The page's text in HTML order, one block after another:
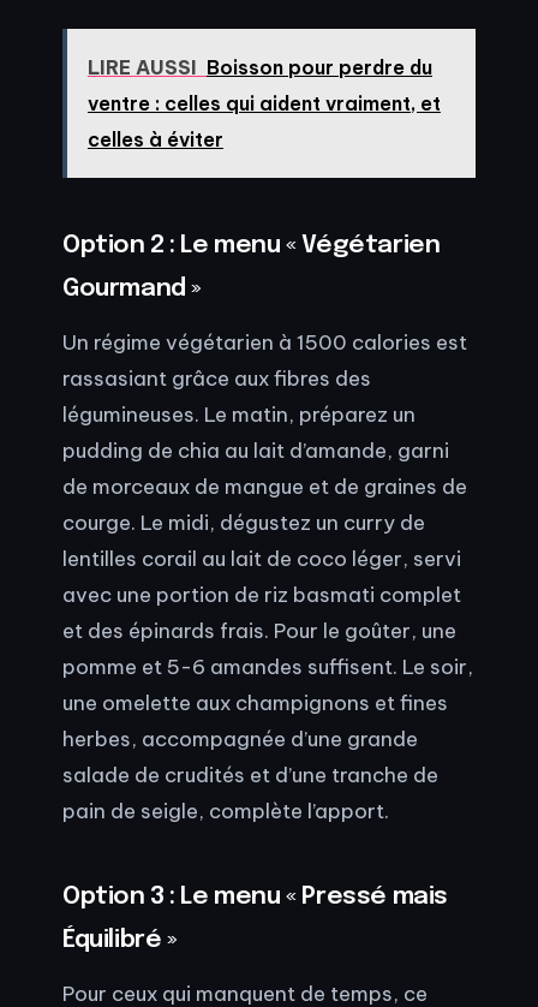
LIRE AUSSI Boisson pour perdre du
ventre : celles qui aident vraiment, et
celles à éviter
Option 2 : Le menu « Végétarien
Gourmand »
Un régime végétarien à 1500 calories est
rassasiant grâce aux fibres des
légumineuses. Le matin, préparez un
pudding de chia au lait d’amande, garni
de morceaux de mangue et de graines de
courge. Le midi, dégustez un curry de
lentilles corail au lait de coco léger, servi
avec une portion de riz basmati complet
et des épinards frais. Pour le goûter, une
pomme et 5-6 amandes suffisent. Le soir,
une omelette aux champignons et fines
herbes, accompagnée d’une grande
salade de crudités et d’une tranche de
pain de seigle, complète l’apport.
Option 3 : Le menu « Pressé mais
Équilibré »
Pour ceux qui manquent de temps, ce